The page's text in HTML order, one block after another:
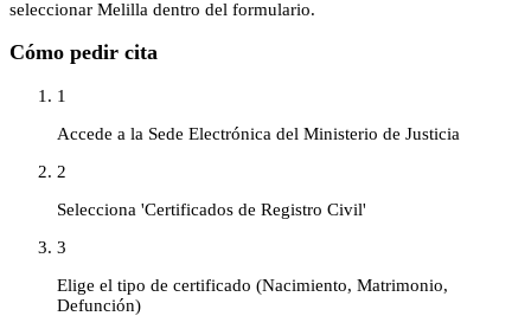
seleccionar Melilla dentro del formulario.
Cómo pedir cita
1
Accede a la Sede Electrónica del Ministerio de Justicia
2
Selecciona 'Certificados de Registro Civil'
3
Elige el tipo de certificado (Nacimiento, Matrimonio,
Defunción)